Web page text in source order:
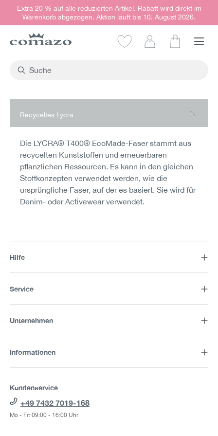
springen
Extra 20 % auf alle reduzierten Artikel. Rabatt wird direkt im
Warenkorb abgezogen. Aktion läuft bis 10. August 2026.
Recyceltes Lycra
Die LYCRA® T400® EcoMade-Faser stammt aus
recycelten Kunststoffen und erneuerbaren
pflanzlichen Ressourcen. Es kann in den gleichen
Stoffkonzepten verwendet werden, wie die
ursprüngliche Faser, auf der es basiert. Sie wird für
Denim- oder Activewear verwendet.
Hilfe
Service
Unternehmen
Informationen
Kundenservice
+49 7432 7019-168
Mo - Fr: 09:00 - 16:00 Uhr